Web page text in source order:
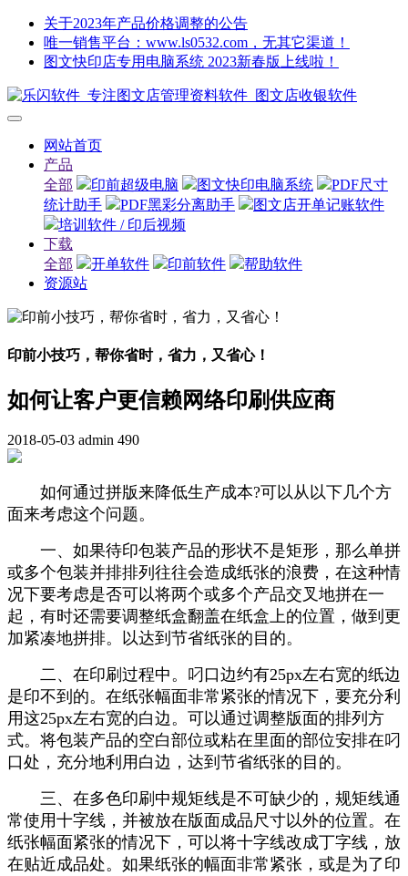
关于2023年产品价格调整的公告
唯一销售平台：www.ls0532.com，无其它渠道！
图文快印店专用电脑系统 2023新春版上线啦！
网站首页
产品
全部
印前超级电脑 图文快印电脑系统
PDF尺寸
统计助手
PDF黑彩分离助手
图文店开单记账软件
培训软件 / 印后视频
下载
全部
开单软件 印前软件
帮助软件
资源站
印前小技巧，帮你省时，省力，又省心！
如何让客户更信赖网络印刷供应商
2018-05-03 admin 490
如何通过拼版来降低生产成本?可以从以下几个方
面来考虑这个问题。
一、如果待印包装产品的形状不是矩形，那么单拼
或多个包装并排排列往往会造成纸张的浪费，在这种情
况下要考虑是否可以将两个或多个产品交叉地拼在一
起，有时还需要调整纸盒翻盖在纸盒上的位置，做到更
加紧凑地拼排。以达到节省纸张的目的。
二、在印刷过程中。叼口边约有25px左右宽的纸边
是印不到的。在纸张幅面非常紧张的情况下，要充分利
用这25px左右宽的白边。可以通过调整版面的排列方
式。将包装产品的空白部位或粘在里面的部位安排在叼
口处，充分地利用白边，达到节省纸张的目的。
三、在多色印刷中规矩线是不可缺少的，规矩线通
常使用十字线，并被放在版面成品尺寸以外的位置。在
纸张幅面紧张的情况下，可以将十字线改成丁字线，放
在贴近成品处。如果纸张的幅面非常紧张，或是为了印